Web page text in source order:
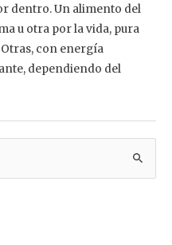
dentro. Un alimento del
u otra por la vida, pura
con energía
dependiendo del